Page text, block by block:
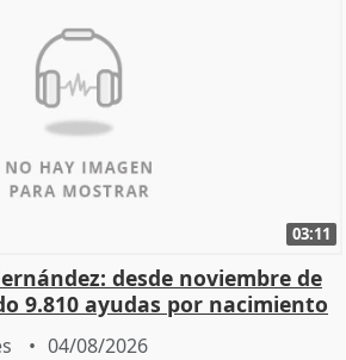
03:11
desde noviembre de
9.810 ayudas por nacimiento
04/08/2026